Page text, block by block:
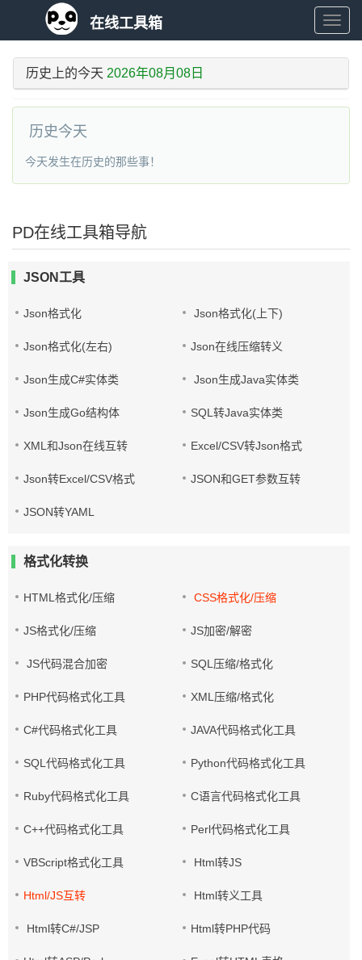
在
在线工具箱
历史上的今天 2026年08月08日
历史今天
今天发生在历史的那些事！
PD在线工具箱导航
JSON工具
Json格式化 Json格式化(上下)
Json格式化(左右) Json在线压缩转义
Json生成C#实体类 Json生成Java实体类
Json生成Go结构体 SQL转Java实体类
XML和Json在线互转 Excel/CSV转Json格式
Json转Excel/CSV格式 JSON和GET参数互转
JSON转YAML
格式化转换
HTML格式化/压缩 CSS格式化/压缩
JS格式化/压缩 JS加密/解密
JS代码混合加密 SQL压缩/格式化
PHP代码格式化工具 XML压缩/格式化
C#代码格式化工具 JAVA代码格式化工具
SQL代码格式化工具 Python代码格式化工具
Ruby代码格式化工具 C语言代码格式化工具
C++代码格式化工具 Perl代码格式化工具
VBScript格式化工具 Html转JS
Html/JS互转 Html转义工具
Html转C#/JSP Html转PHP代码